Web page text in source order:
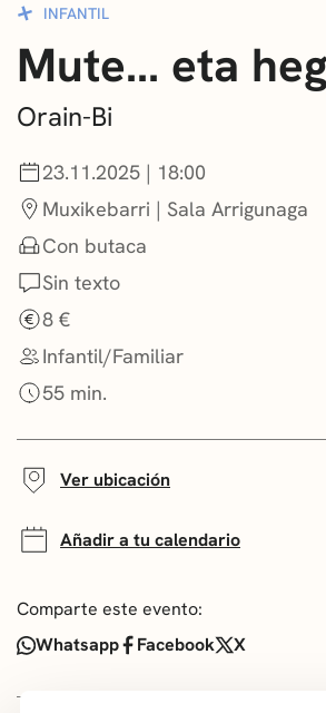
NOTICIAS
GETXO KULTURA
ASOCIACIONES CULTURALES
INFANTIL
Mute... eta
Orain-Bi
23.11.2025 | 18:00
Muxikebarri | Sala Arrigunaga
Con butaca
Sin texto
8 €
Infantil/Familiar
55 min.
Ver ubicación
Añadir a tu calendario
Comparte este evento:
Whatsapp
Facebook X